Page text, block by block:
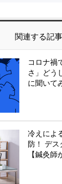
関連する記事
コロナ禍
さ」どう
に聞いて
冷えによ
防！ デス
【鍼灸師